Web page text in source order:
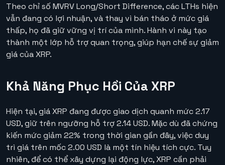
Theo chỉ số MVRV Long/Short Difference, các LTHs hiện
vẫn đang có lợi nhuận, và thay vì bán tháo ở mức giá
thấp, họ đã giữ vững vị trí của mình. Hành vi này tạo
thành một lớp hỗ trợ quan trọng, giúp hạn chế sự giảm
giá của XRP.
Khả Năng Phục Hồi Của XRP
Hiện tại, giá XRP đang được giao dịch quanh mức 2.17
USD, giữ trên ngưỡng hỗ trợ 2.14 USD. Mặc dù đã chứng
kiến mức giảm 22% trong thời gian gần đây, việc duy
trì giá trên mốc 2.00 USD là một tín hiệu tích cực. Tuy
nhiên, để có thể xây dựng lại động lực, XRP cần phải